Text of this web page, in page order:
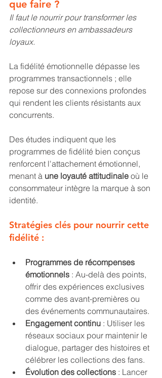
que faire ?
Il faut le nourrir pour transformer les
collectionneurs en ambassadeurs
loyaux.
La fidélité émotionnelle dépasse les
programmes transactionnels ; elle
repose sur des connexions profondes
qui rendent les clients résistants aux
concurrents.
Des études indiquent que les
programmes de fidélité bien conçus
renforcent l'attachement émotionnel,
menant à une loyauté attitudinale où le
consommateur intègre la marque à son
identité.
Stratégies clés pour nourrir cette
fidélité :
Programmes de récompenses
émotionnels : Au-delà des points,
offrir des expériences exclusives
comme des avant-premières ou
des événements communautaires.
Engagement continu : Utiliser les
réseaux sociaux pour maintenir le
dialogue, partager des histoires et
célébrer les collections des fans.
Évolution des collections : Lancer